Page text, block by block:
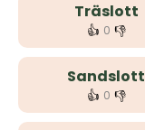
Träslott
👍 0 👎
Sandslott
👍 0 👎